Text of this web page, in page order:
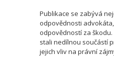
Publikace se zabývá
odpovědnosti
odpovědností za
stali nedílnou součástí
jejich vliv na právní